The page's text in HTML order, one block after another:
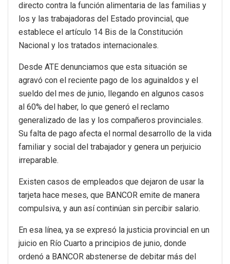
directo contra la función alimentaria de las familias y
los y las trabajadoras del Estado provincial, que
establece el artículo 14 Bis de la Constitución
Nacional y los tratados internacionales.
Desde ATE denunciamos que esta situación se
agravó con el reciente pago de los aguinaldos y el
sueldo del mes de junio, llegando en algunos casos
al 60% del haber, lo que generó el reclamo
generalizado de las y los compañeros provinciales.
Su falta de pago afecta el normal desarrollo de la vida
familiar y social del trabajador y genera un perjuicio
irreparable.
Existen casos de empleados que dejaron de usar la
tarjeta hace meses, que BANCOR emite de manera
compulsiva, y aun así continúan sin percibir salario.
En esa línea, ya se expresó la justicia provincial en un
juicio en Río Cuarto a principios de junio, donde
ordenó a BANCOR abstenerse de debitar más del